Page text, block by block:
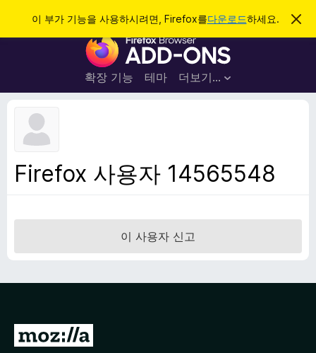
이 부가 기능을 사용하시려면, Firefox를다운로드하세요.
이
림
F
r
e
라
가
확장 기능 테마 더보기…
로그인
Firefox 사용자 14565548
이 사용자 신고
M